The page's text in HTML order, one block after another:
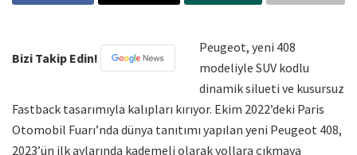
Bizi Takip Edin!
Peugeot, yeni 408
modeliyle SUV kodlu
dinamik silueti ve kusursuz
Fastback tasarımıyla kalıpları kırıyor. Ekim 2022’deki Paris
Otomobil Fuarı’nda dünya tanıtımı yapılan yeni Peugeot 408,
2023’ün ilk aylarında kademeli olarak yollara çıkmaya